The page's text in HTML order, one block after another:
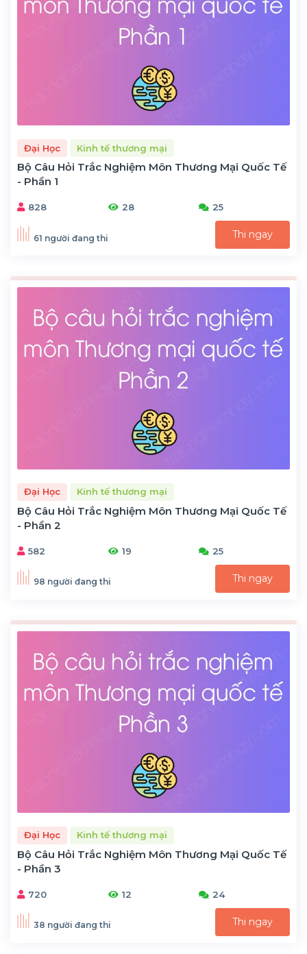
Đại Học Kinh tế thương mại
Bộ Câu Hỏi Trắc Nghiệm Môn Thương Mại Quốc Tế
- Phần 1
828 28 25
61 người đang thi Thi ngay
Đại Học Kinh tế thương mại
Bộ Câu Hỏi Trắc Nghiệm Môn Thương Mại Quốc Tế
- Phần 2
582 19 25
98 người đang thi Thi ngay
Đại Học Kinh tế thương mại
Bộ Câu Hỏi Trắc Nghiệm Môn Thương Mại Quốc Tế
- Phần 3
720 12 24
38 người đang thi Thi ngay